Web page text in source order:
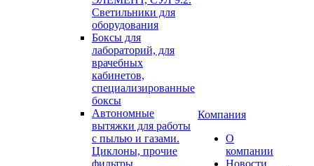
Светильники для
оборудования
Боксы для
лабораторий, для
врачебных
кабинетов,
специализированные
боксы
Автономные
вытяжки для работы
с пылью и газами.
Циклоны, прочие
фильтры
Компания
О
компании
Новости